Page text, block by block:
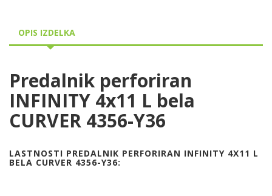
OPIS IZDELKA
Predalnik perforiran
INFINITY 4x11 L bela
CURVER 4356-Y36
LASTNOSTI PREDALNIK PERFORIRAN INFINITY 4X11 L
BELA CURVER 4356-Y36: